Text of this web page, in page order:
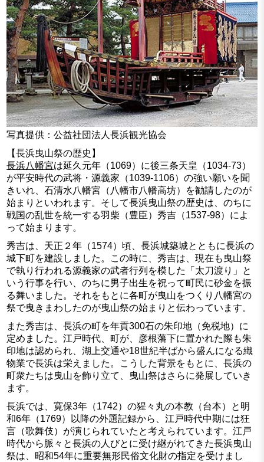
写真提供：公益社団法人長浜観光協会
【長浜曳山祭の歴史】
長浜八幡宮は延久元年（1069）に後三条天皇（1034-73）
が平安時代の武将・源義家（1039-1106）の強い願いを聞
きいれ、石清水八幡宮（八幡市八幡高坊）を勧請したのが
始まりといわれます。そして長浜曳山祭の歴史は、のちに
戦国の乱世を統一する羽柴（豊臣）秀吉（1537-98）によ
って始まります。
秀吉は、天正２年（1574）頃、長浜城築城とともに長浜の
城下町を建設しました。この時に、秀吉は、現在も曳山祭
で執り行われる源義家の武者行列を模した「太刀渡り」と
いう行事を行い、のちに男子出生を祝って町民に砂金を振
る舞いました。それをもとに各町が曳山をつくり八幡宮の
祭で曳きまわしたのが曳山祭の始まりと伝わっています。
また秀吉は、長浜の町を年貢300石の朱印地（免税地）に
定めました。江戸時代、町が、彦根藩下に置かれた際も朱
印地は認められ、湖上交通や18世紀半ばから盛んになる織
物業で長浜は栄えました。こうした背景をもとに、長浜の
町衆たちは曳山を飾り立て、曳山祭はさらに発展していき
ます。
長浜では、寛保3年（1742）の猩々丸の本教（台本）と明
和6年（1769）以降の外題記録から、江戸時代中期には狂
言（歌舞伎）が演じられていたと考えられています。江戸
時代から脈々と長浜の人びとに受け継がれてきた長浜曳山
祭は、昭和54年に重要無形民俗文化財の指定を受けまし